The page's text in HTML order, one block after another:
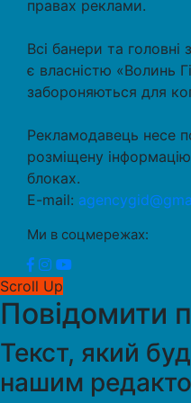
правах реклами.
Всі банери та
є власністю «Волинь
забороняються для
Рекламодавець несе
розміщену
блоках.
E-mail:
Ми в соцмережах:
Scroll Up
Повідомити
Текст, який
нашим